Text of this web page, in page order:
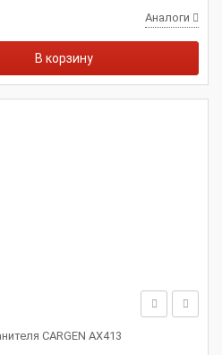
Аналоги
В корзину
CARGEN АХ413